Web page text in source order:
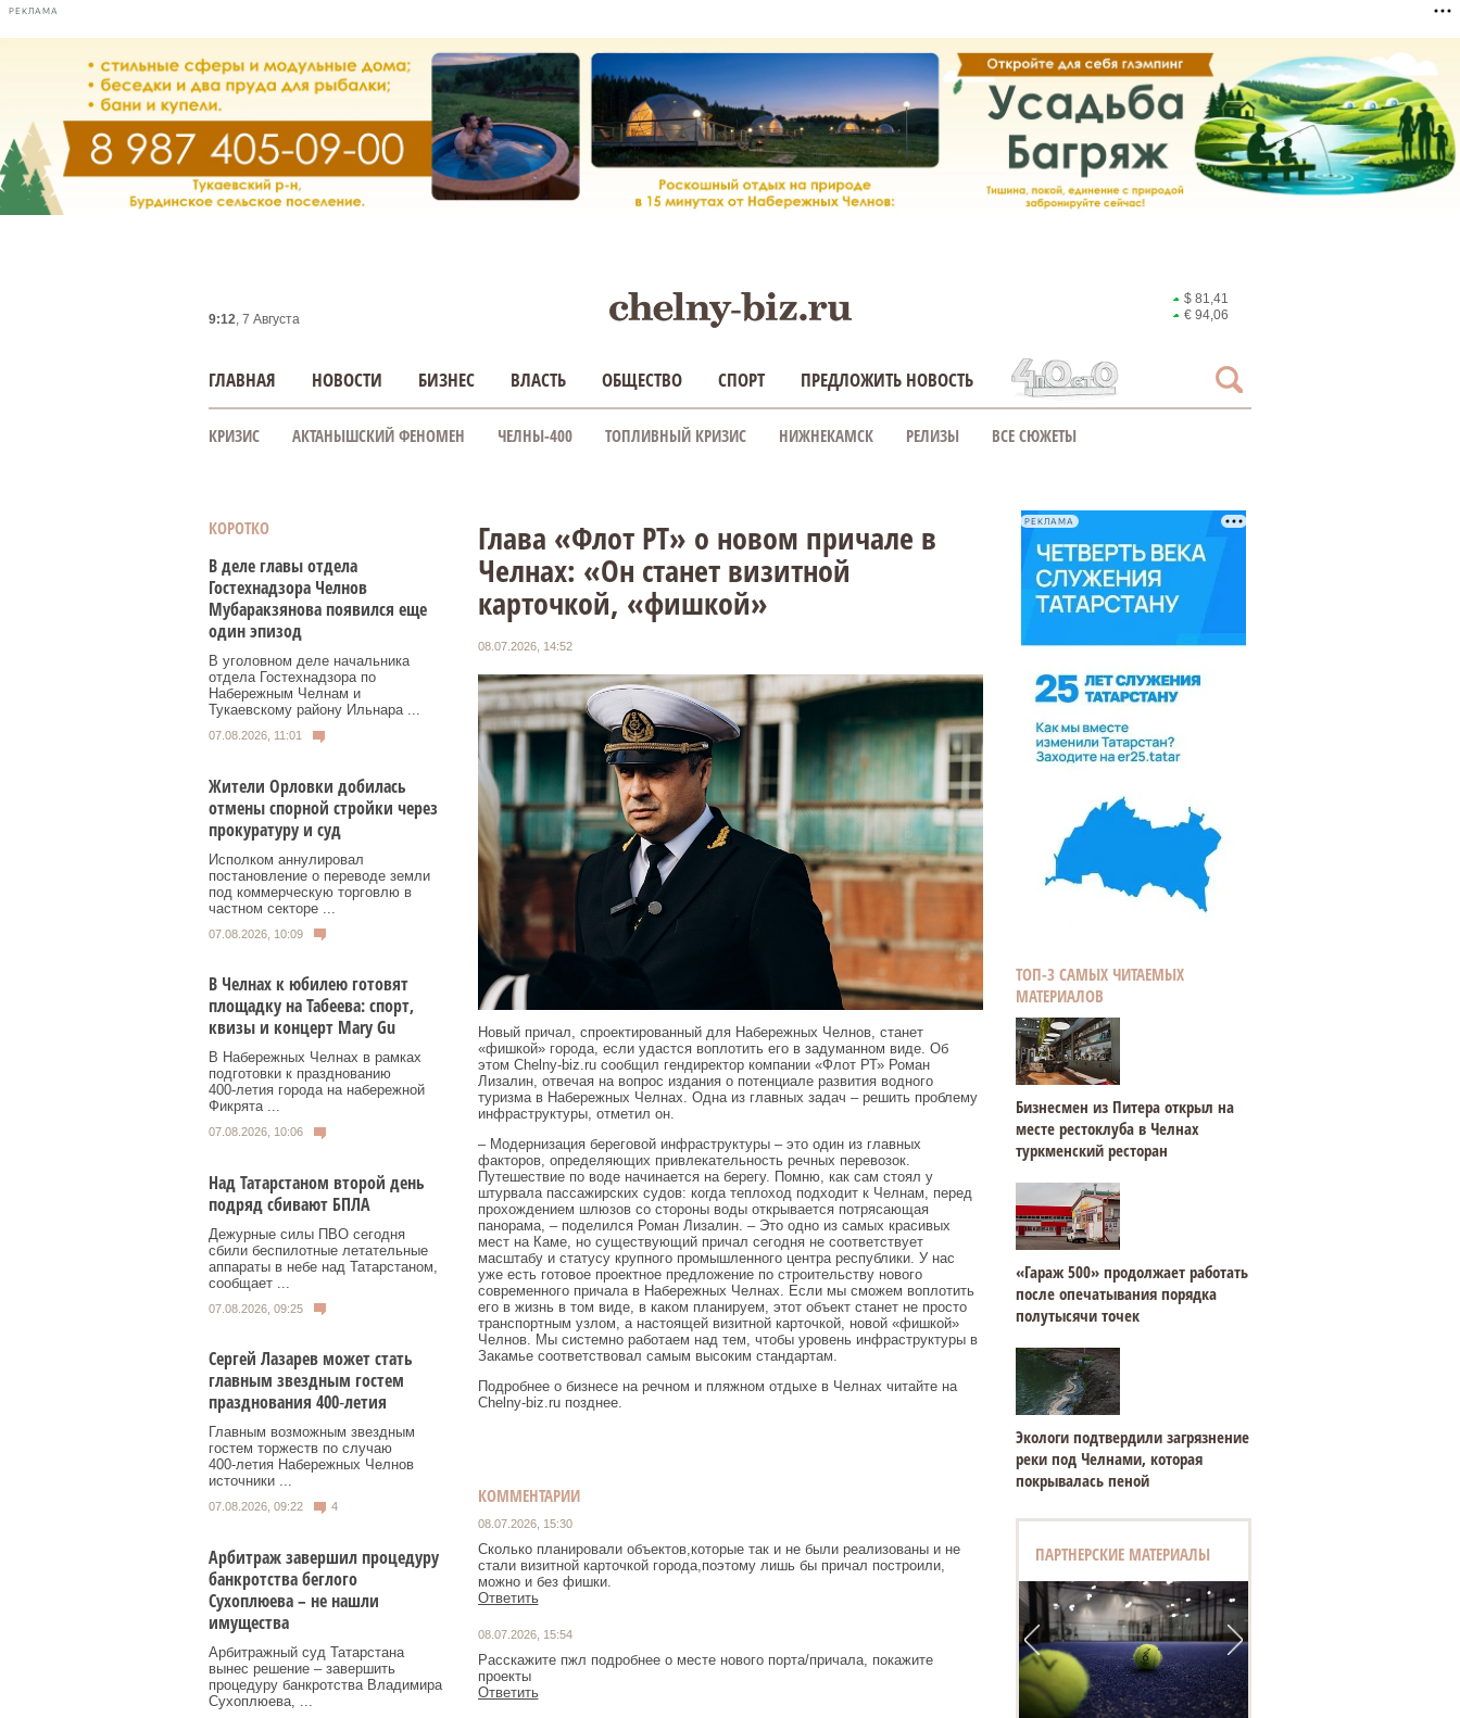
РЕКЛАМА
9:13, 7 Августа
$ 81,41
€ 94,06
ГЛАВНАЯ НОВОСТИ БИЗНЕС ВЛАСТЬ ОБЩЕСТВО СПОРТ ПРЕДЛОЖИТЬ НОВОСТЬ
КРИЗИС АКТАНЫШСКИЙ ФЕНОМЕН ЧЕЛНЫ-400 ТОПЛИВНЫЙ КРИЗИС НИЖНЕКАМСК РЕЛИЗЫ ВСЕ СЮЖЕТЫ
КОРОТКО
В деле главы отдела
Гостехнадзора Челнов
Мубаракзянова появился еще
один эпизод
В уголовном деле начальника
отдела Гостехнадзора по
Набережным Челнам и
Тукаевскому району Ильнара ...
07.08.2026, 11:01
Жители Орловки добилась
отмены спорной стройки через
прокуратуру и суд
Исполком аннулировал
постановление о переводе земли
под коммерческую торговлю в
частном секторе ...
07.08.2026, 10:09
В Челнах к юбилею готовят
площадку на Табеева: спорт,
квизы и концерт Mary Gu
В Набережных Челнах в рамках
подготовки к празднованию
400‑летия города на набережной
Фикрята ...
07.08.2026, 10:06
Над Татарстаном второй день
подряд сбивают БПЛА
Дежурные силы ПВО сегодня
сбили беспилотные летательные
аппараты в небе над Татарстаном,
сообщает ...
07.08.2026, 09:25
Сергей Лазарев может стать
главным звездным гостем
празднования 400‑летия
Главным возможным звездным
гостем торжеств по случаю
400‑летия Набережных Челнов
источники ...
07.08.2026, 09:22 4
Арбитраж завершил процедуру
банкротства беглого
Сухоплюева – не нашли
имущества
Арбитражный суд Татарстана
вынес решение – завершить
процедуру банкротства Владимира
Сухоплюева, ...
Глава «Флот РТ» о новом причале в
Челнах: «Он станет визитной
карточкой, «фишкой»
08.07.2026, 14:52
Новый причал, спроектированный для Набережных Челнов, станет
«фишкой» города, если удастся воплотить его в задуманном виде. Об
этом Chelny-biz.ru сообщил гендиректор компании «Флот РТ» Роман
Лизалин, отвечая на вопрос издания о потенциале развития водного
туризма в Набережных Челнах. Одна из главных задач – решить проблему
инфраструктуры, отметил он.
– Модернизация береговой инфраструктуры – это один из главных
факторов, определяющих привлекательность речных перевозок.
Путешествие по воде начинается на берегу. Помню, как сам стоял у
штурвала пассажирских судов: когда теплоход подходит к Челнам, перед
прохождением шлюзов со стороны воды открывается потрясающая
панорама, – поделился Роман Лизалин. – Это одно из самых красивых
мест на Каме, но существующий причал сегодня не соответствует
масштабу и статусу крупного промышленного центра республики. У нас
уже есть готовое проектное предложение по строительству нового
современного причала в Набережных Челнах. Если мы сможем воплотить
его в жизнь в том виде, в каком планируем, этот объект станет не просто
транспортным узлом, а настоящей визитной карточкой, новой «фишкой»
Челнов. Мы системно работаем над тем, чтобы уровень инфраструктуры в
Закамье соответствовал самым высоким стандартам.
Подробнее о бизнесе на речном и пляжном отдыхе в Челнах читайте на
Chelny-biz.ru позднее.
КОММЕНТАРИИ
08.07.2026, 15:30
Сколько планировали объектов,которые так и не были реализованы и не
стали визитной карточкой города,поэтому лишь бы причал построили,
можно и без фишки.
Ответить
08.07.2026, 15:54
Расскажите пжл подробнее о месте нового порта/причала, покажите
проекты
Ответить
РЕКЛАМА
ТОП-3 САМЫХ ЧИТАЕМЫХ
МАТЕРИАЛОВ
Бизнесмен из Питера открыл на
месте рестоклуба в Челнах
туркменский ресторан
«Гараж 500» продолжает работать
после опечатывания порядка
полутысячи точек
Экологи подтвердили загрязнение
реки под Челнами, которая
покрывалась пеной
ПАРТНЕРСКИЕ МАТЕРИАЛЫ